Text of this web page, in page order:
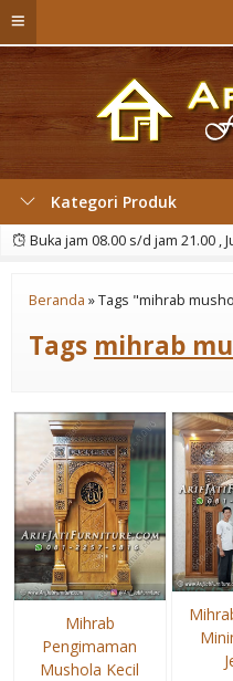
Kategori Produk
Buka jam 08.00 s/d jam 21.00 ,
Beranda »Tags "mihrab
Tags mihrab
Mihrab
Pengimaman
Mushola Kecil